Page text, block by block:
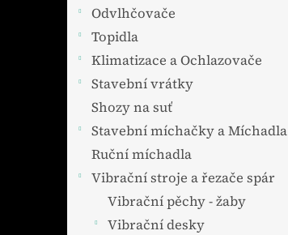
Odvlhčovače
Topidla
Klimatizace a Ochlazovače
Stavební vrátky
Shozy na suť
Stavební míchačky a Míchadla
Ruční míchadla
Vibrační stroje a řezače spár
Vibrační pěchy - žaby
Vibrační desky